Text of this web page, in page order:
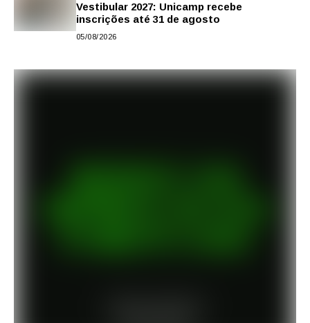
Vestibular 2027: Unicamp recebe
inscrições até 31 de agosto
05/08/2026